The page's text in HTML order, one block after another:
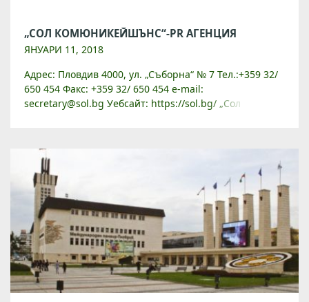
„СОЛ КОМЮНИКЕЙШЪНС“-PR АГЕНЦИЯ
ЯНУАРИ 11, 2018
Адрес: Пловдив 4000, ул. „Съборна“ № 7 Тел.:+359 32/
650 454 Факс: +359 32/ 650 454 e-mail:
secretary@sol.bg Уебсайт: https://sol.bg/ „Сол